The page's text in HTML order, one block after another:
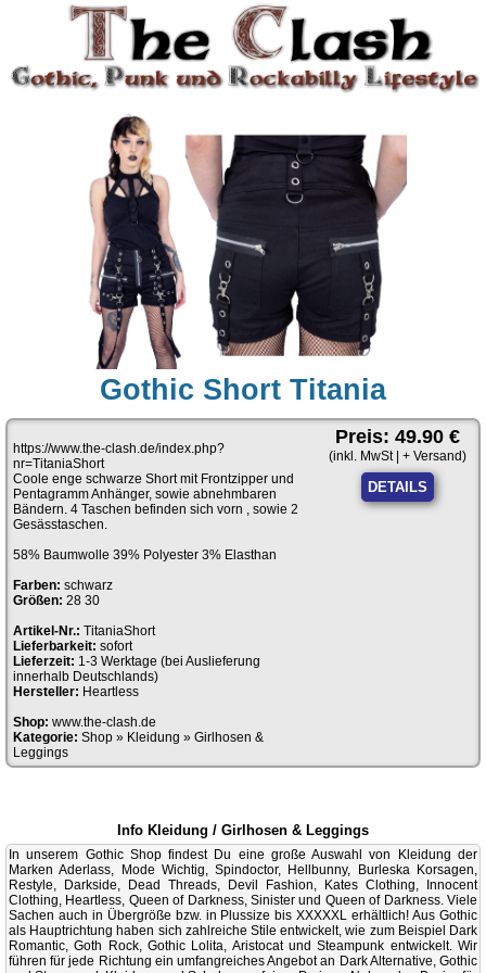
Gothic Short Titania
https://www.the-clash.de/index.php?
nr=TitaniaShort
Coole enge schwarze Short mit Frontzipper und
Pentagramm Anhänger, sowie abnehmbaren
Bändern. 4 Taschen befinden sich vorn , sowie 2
Gesässtaschen.
58% Baumwolle 39% Polyester 3% Elasthan
Farben: schwarz
Größen: 28 30
Artikel-Nr.: TitaniaShort
Lieferbarkeit: sofort
Lieferzeit: 1-3 Werktage (bei Auslieferung
innerhalb Deutschlands)
Hersteller: Heartless
Shop: www.the-clash.de
Kategorie: Shop » Kleidung » Girlhosen &
Leggings
Preis: 49.90 €
(inkl. MwSt | + Versand)
DETAILS
Info Kleidung / Girlhosen & Leggings
In unserem Gothic Shop findest Du eine große Auswahl von Kleidung der
Marken Aderlass, Mode Wichtig, Spindoctor, Hellbunny, Burleska Korsagen,
Restyle, Darkside, Dead Threads, Devil Fashion, Kates Clothing, Innocent
Clothing, Heartless, Queen of Darkness, Sinister und Queen of Darkness. Viele
Sachen auch in Übergröße bzw. in Plussize bis XXXXXL erhältlich! Aus Gothic
als Hauptrichtung haben sich zahlreiche Stile entwickelt, wie zum Beispiel Dark
Romantic, Goth Rock, Gothic Lolita, Aristocat und Steampunk entwickelt. Wir
führen für jede Richtung ein umfangreiches Angebot an Dark Alternative, Gothic